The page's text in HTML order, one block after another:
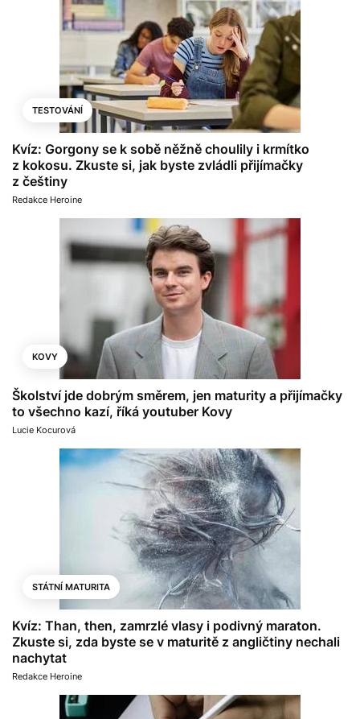
TESTOVÁNÍ
Kvíz: Gorgony se k sobě něžně choulily i krmítko
z kokosu. Zkuste si, jak byste zvládli přijímačky
z češtiny
Redakce Heroine
KOVY
Školství jde dobrým směrem, jen maturity a přijímačky
to všechno kazí, říká youtuber Kovy
Lucie Kocurová
STÁTNÍ MATURITA
Kvíz: Than, then, zamrzlé vlasy i podivný maraton.
Zkuste si, zda byste se v maturitě z angličtiny nechali
nachytat
Redakce Heroine